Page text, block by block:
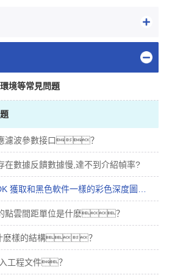
境等常見問題
濾波參數接口？
在數據反饋數據慢,達不到介紹幀率?
點雲間距單位是什麽？
麽樣的結構？
工程文件？